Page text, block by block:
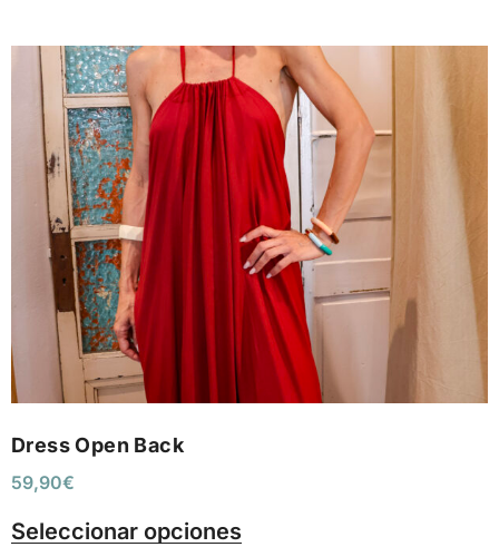
Dress Open Back
59,90€
Seleccionar opciones